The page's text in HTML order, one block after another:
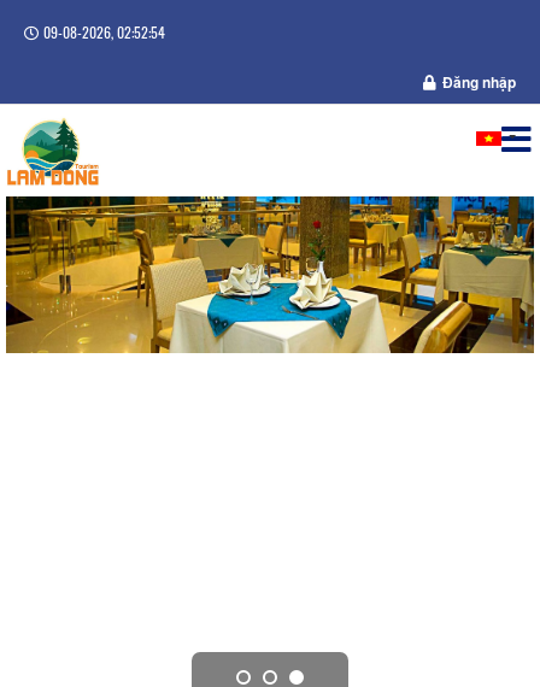
09-08-2026, 02:52:54
Đăng nhập